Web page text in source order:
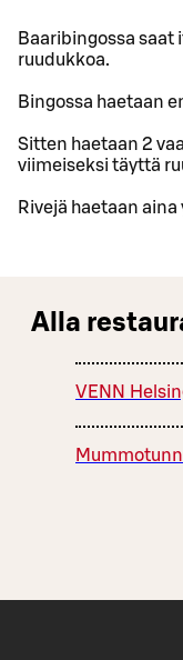
Baaribingossa saat
ruudukkoa.
Bingossa haetaan
Sitten haetaan 2
viimeiseksi täyttä
Rivejä haetaan
Alla
VENN